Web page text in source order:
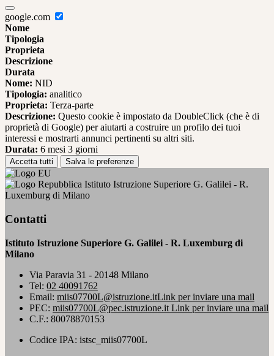
google.com
Nome
Tipologia
Proprieta
Descrizione
Durata
Nome: NID
Tipologia: analitico
Proprieta: Terza-parte
Descrizione: Questo cookie è impostato da DoubleClick (che è di
proprietà di Google) per aiutarti a costruire un profilo dei tuoi
interessi e mostrarti annunci pertinenti su altri siti.
Durata: 6 mesi 3 giorni
Accetta tutti Salva le preferenze
Istituto Istruzione Superiore G. Galilei - R.
Luxemburg di Milano
Contatti
Istituto Istruzione Superiore G. Galilei - R. Luxemburg di
Milano
Via Paravia 31 - 20148 Milano
Tel: 02 40091762
Email: miis07700L@istruzione.itLink per inviare una mail
PEC: miis07700L@pec.istruzione.it Link per inviare una mail
C.F.: 80078870153
Codice IPA: istsc_miis07700L